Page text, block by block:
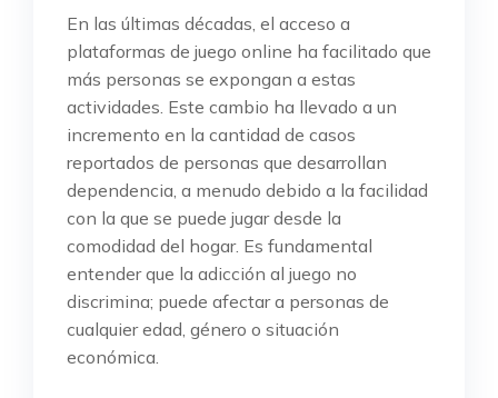
En las últimas décadas, el acceso a
plataformas de juego online ha facilitado que
más personas se expongan a estas
actividades. Este cambio ha llevado a un
incremento en la cantidad de casos
reportados de personas que desarrollan
dependencia, a menudo debido a la facilidad
con la que se puede jugar desde la
comodidad del hogar. Es fundamental
entender que la adicción al juego no
discrimina; puede afectar a personas de
cualquier edad, género o situación
económica.